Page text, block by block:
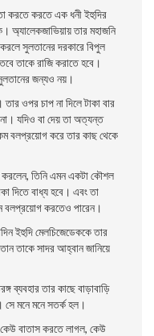
করতে করতে এক ধনী ইহুদির
অ্যালেকজাভিয়ায় তার মহাজনি
সুলতানের দরকারে বিপুল
তাকে রাজি করাতে হবে।
জন্যও নয়।
ওপর চাপ না দিলে টাকা বার
যদিও বা দেয় তা অত্যন্ত
বলপ্রয়ােগ করে তার কাছ থেকে
করলেন, তিনি এমন একটা কৌশল
দিতে বাধ্য হবে। এবং তা
বলপ্রয়ােগ করতেও পারেন।
ইহুদি মেলচিজেডেককে তার
তাকে সাদর আহ্বান জানিয়ে
তার কাছে বাড়াবাড়ি
মনে মনে সতর্ক হল।
কেউ বাতাস করতে লাগল, কেউ